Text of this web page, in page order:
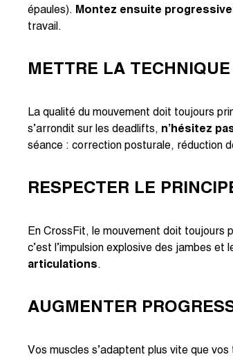
épaules). Montez ensuite
travail.
METTRE LA
La qualité du mouvement doit toujours
s’arrondit sur les deadlifts, n’hésitez
séance : correction posturale, réduction
RESPECTER LE
En CrossFit, le mouvement doit toujours
c’est l’impulsion explosive des jambes
articulations.
AUGMENTER
Vos muscles s’adaptent plus vite que